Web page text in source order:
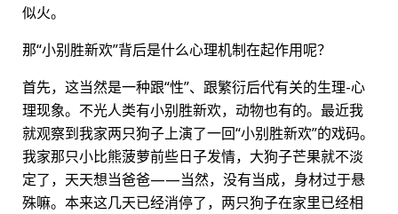
似火。
那“小别胜新欢”背后是什么心理机制在起作用呢？
首先，这当然是一种跟“性”、跟繁衍后代有关的生理-心
理现象。不光人类有小别胜新欢，动物也有的。最近我
就观察到我家两只狗子上演了一回“小别胜新欢”的戏码。
我家那只小比熊菠萝前些日子发情，大狗子芒果就不淡
定了，天天想当爸爸——当然，没有当成，身材过于悬
殊嘛。本来这几天已经消停了，两只狗子在家里已经相